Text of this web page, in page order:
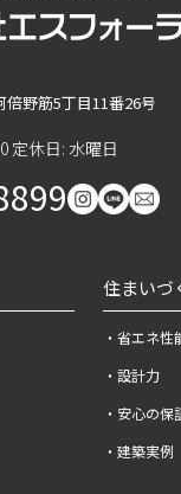
野筋5丁目11番26号
定休日: 水曜日
住まいづ
・省エネ性
・設計力
・安心の保
・建築実例